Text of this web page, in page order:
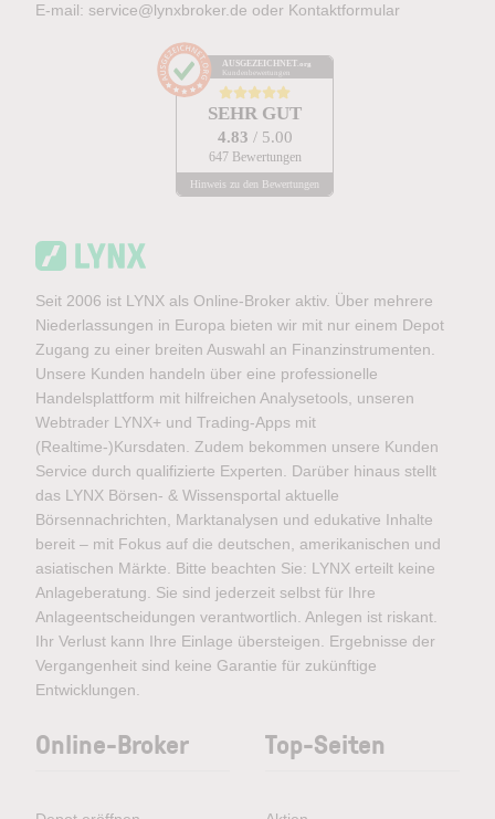
E-mail: service@lynxbroker.de oder Kontaktformular
AUSGEZEICHNET .org
Kundenbewertungen
SEHR GUT
4.83 / 5.00
647 Bewertungen
Hinweis zu den Bewertungen
Seit 2006 ist LYNX als Online-Broker aktiv. Über mehrere
Niederlassungen in Europa bieten wir mit nur einem Depot
Zugang zu einer breiten Auswahl an Finanzinstrumenten.
Unsere Kunden handeln über eine professionelle
Handelsplattform mit hilfreichen Analysetools, unseren
Webtrader LYNX+ und Trading-Apps mit
(Realtime-)Kursdaten. Zudem bekommen unsere Kunden
Service durch qualifizierte Experten. Darüber hinaus stellt
das LYNX Börsen- & Wissensportal aktuelle
Börsennachrichten, Marktanalysen und edukative Inhalte
bereit – mit Fokus auf die deutschen, amerikanischen und
asiatischen Märkte. Bitte beachten Sie: LYNX erteilt keine
Anlageberatung. Sie sind jederzeit selbst für Ihre
Anlageentscheidungen verantwortlich. Anlegen ist riskant.
Ihr Verlust kann Ihre Einlage übersteigen. Ergebnisse der
Vergangenheit sind keine Garantie für zukünftige
Entwicklungen.
Online-Broker Top-Seiten